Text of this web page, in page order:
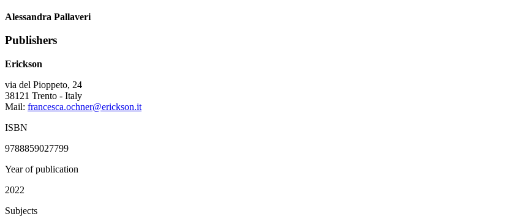
Alessandra Pallaveri
Publishers
Erickson
via del Pioppeto, 24
38121 Trento - Italy
Mail: francesca.ochner@erickson.it
ISBN
9788859027799
Year of publication
2022
Subjects